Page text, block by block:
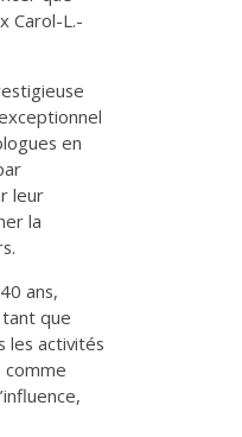
Carol-L.-
en
leur
la
ans,
que
les activités
comme